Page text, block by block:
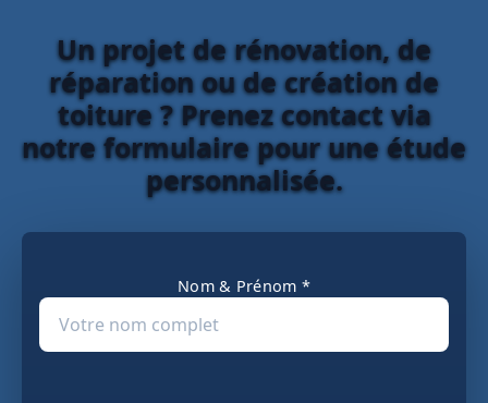
Un projet de rénovation, de
réparation ou de création de
toiture ? Prenez contact via
notre formulaire pour une étude
personnalisée.
Nom & Prénom *